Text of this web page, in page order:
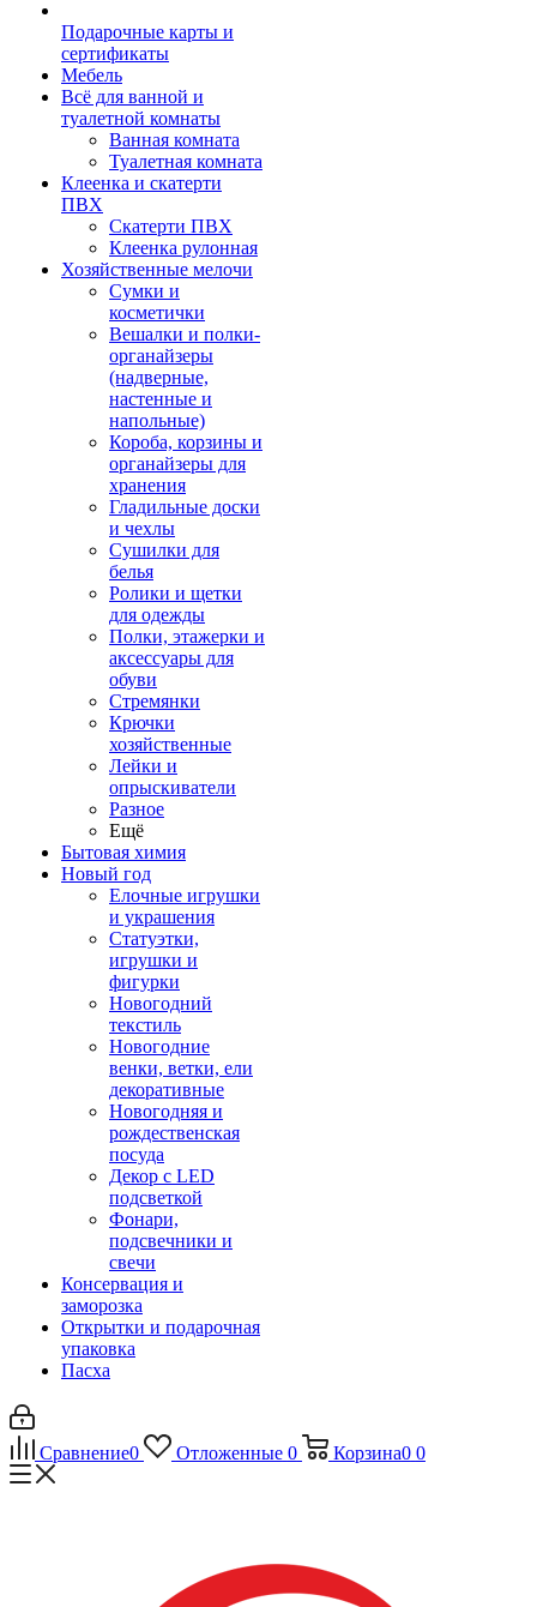
Подарочные карты и
сертификаты
Мебель
Всё для ванной и
туалетной комнаты
Ванная комната
Туалетная комната
Клеенка и скатерти
ПВХ
Скатерти ПВХ
Клеенка рулонная
Хозяйственные мелочи
Сумки и
косметички
Вешалки и полки-
органайзеры
(надверные,
настенные и
напольные)
Короба, корзины и
органайзеры для
хранения
Гладильные доски
и чехлы
Сушилки для
белья
Ролики и щетки
для одежды
Полки, этажерки и
аксессуары для
обуви
Стремянки
Крючки
хозяйственные
Лейки и
опрыскиватели
Разное
Ещё
Бытовая химия
Новый год
Елочные игрушки
и украшения
Статуэтки,
игрушки и
фигурки
Новогодний
текстиль
Новогодние
венки, ветки, ели
декоративные
Новогодняя и
рождественская
посуда
Декор с LED
подсветкой
Фонари,
подсвечники и
свечи
Консервация и
заморозка
Открытки и подарочная
упаковка
Пасха
Сравнение0 Отложенные 0 Корзина0 0